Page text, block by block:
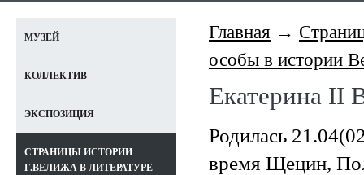
Главная
особы в истории
Екатерина II
Родилась
время Щецин,
МУЗЕЙ
КОЛЛЕКТИВ
ЭКСПОЗИЦИЯ
СТРАНИЦЫ ИСТОРИИ
Г.ВЕЛИЖА В ЛИТЕРАТУРЕ